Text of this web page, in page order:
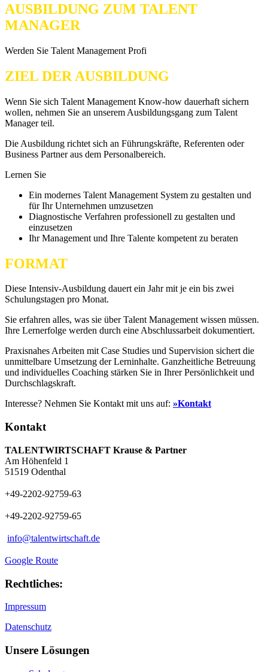
AUSBILDUNG ZUM TALENT
MANAGER
Werden Sie Talent Management Profi
ZIEL DER AUSBILDUNG
Wenn Sie sich Talent Management Know-how dauerhaft sichern
wollen, nehmen Sie an unserem Ausbildungsgang zum Talent
Manager teil.
Die Ausbildung richtet sich an Führungskräfte, Referenten oder
Business Partner aus dem Personalbereich.
Lernen Sie
Ein modernes Talent Management System zu gestalten und
für Ihr Unternehmen umzusetzen
Diagnostische Verfahren professionell zu gestalten und
einzusetzen
Ihr Management und Ihre Talente kompetent zu beraten
FORMAT
Diese Intensiv-Ausbildung dauert ein Jahr mit je ein bis zwei
Schulungstagen pro Monat.
Sie erfahren alles, was sie über Talent Management wissen müssen.
Ihre Lernerfolge werden durch eine Abschlussarbeit dokumentiert.
Praxisnahes Arbeiten mit Case Studies und Supervision sichert die
unmittelbare Umsetzung der Lerninhalte. Ganzheitliche Betreuung
und individuelles Coaching stärken Sie in Ihrer Persönlichkeit und
Durchschlagskraft.
Interesse? Nehmen Sie Kontakt mit uns auf: »Kontakt
Kontakt
TALENTWIRTSCHAFT Krause & Partner
Am Höhenfeld 1
51519 Odenthal
+49-2202-92759-63
+49-2202-92759-65
info@talentwirtschaft.de
Google Route
Rechtliches:
Impressum
Datenschutz
Unsere Lösungen